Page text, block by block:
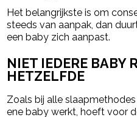
Het belangrijkste is om
steeds van aanpak, dan
een baby zich aanpast.
NIET IEDERE BABY
HETZELFDE
Zoals bij alle
ene baby werkt, hoeft voor